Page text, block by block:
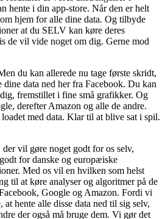
hente i din app-store. Når den er helt
hjem for alle dine data. Og tilbyde
at du SELV kan køre deres
de vil vide noget om dig. Gerne mod
du kan allerede nu tage første skridt,
dine data ned her fra Facebook. Du kan
fremstillet i fine små grafikker. Og
derefter Amazon og alle de andre.
med data. Klar til at blive sat i spil.
vil gøre noget godt for os selv,
for danske og europæiske
Med os vil en hvilken som helst
til at køre analyser og algoritmer på de
Google og Amazon. Fordi vi
hente alle disse data ned til sig selv,
der også må bruge dem. Vi gør det